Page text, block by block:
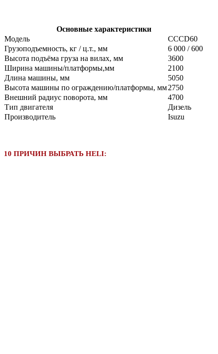
Основные характеристики
Модель
CCCD60
Грузоподъемность, кг / ц.т., мм
6 000 / 600
Высота подъёма груза на вилах, мм
3600
Ширина машины/платформы,мм
2100
Длина машины, мм
5050
Высота машины по ограждению/платформы, мм2750
Внешний радиус поворота, мм
4700
Тип двигателя
Дизель
Производитель
Isuzu
10 ПРИЧИН ВЫБРАТЬ HELI: